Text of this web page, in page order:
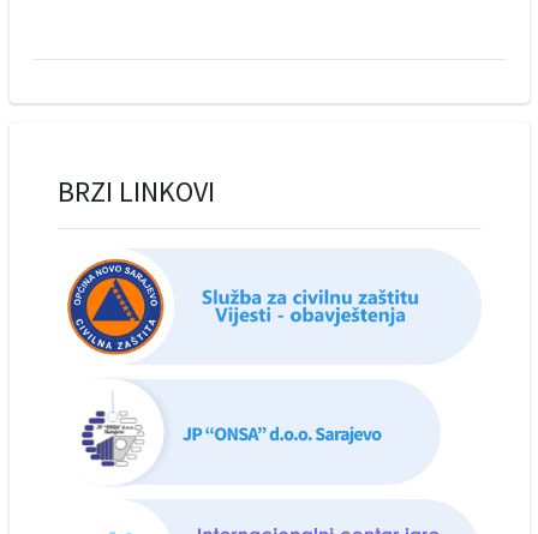
BRZI LINKOVI